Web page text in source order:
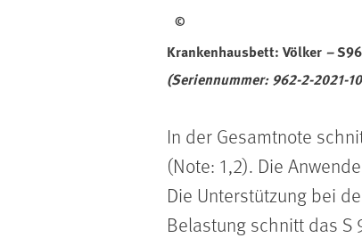
©
Krankenhausbett: Völker –
(Seriennummer: 962-2-2021-
In der Gesamtnote
(Note: 1,2). Die
Die Unterstützung bei
Belastung schnitt das S